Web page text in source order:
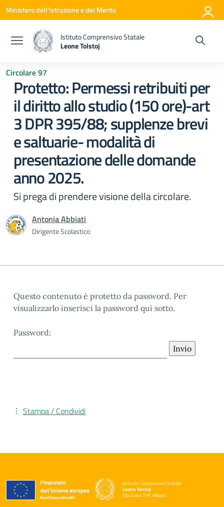
Vai ai contenuti
Vai al menu di navigazione
Vai al footer
Ministero dell'Istruzione e del Merito
Istituto Comprensivo Statale
Leone Tolstoj
Circolare 97
Protetto: Permessi retribuiti per
il diritto allo studio (150 ore)-art
3 DPR 395/88; supplenze brevi
e saltuarie- modalità di
presentazione delle domande
anno 2025.
Si prega di prendere visione della circolare.
Antonia Abbiati
Dirigente Scolastico
Questo contenuto è protetto da password. Per
visualizzarlo inserisci la password qui sotto.
Password:
Stampa / Condividi
Istituto Comprensivo Statale
Leone Tolstoj
Via Zuara 7/9, Milano
— Visita la pagina iniziale della scuola